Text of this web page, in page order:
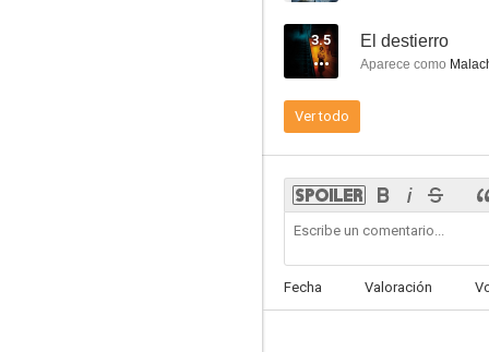
Blue Lights
8.1
3.5 El destierro
Aparece como
Ver todo
Fecha Valoración